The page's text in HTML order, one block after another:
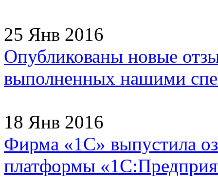
25 Янв 2016
Опубликованы новые
выполненных нашими
18 Янв 2016
Фирма «1С» выпустила
платформы